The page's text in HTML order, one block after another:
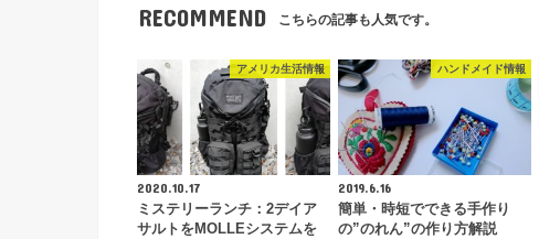
RECOMMEND こちらの記事も人気です。
アメリカ生活情報
2020.10.17
ミステリーランチ：2デイア
サルトをMOLLEシステムを
ハンドメイド情報
2019.6.16
簡単・時短でできる手作り
の”のれん”の作り方解説